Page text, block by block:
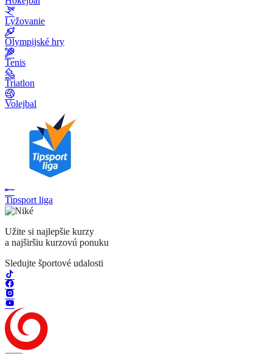
Lyžovanie
Olympijské hry
Tenis
Triatlon
Volejbal
Tipsport liga
Užite si najlepšie kurzy
a najširšiu kurzovú ponuku
Sledujte športové udalosti